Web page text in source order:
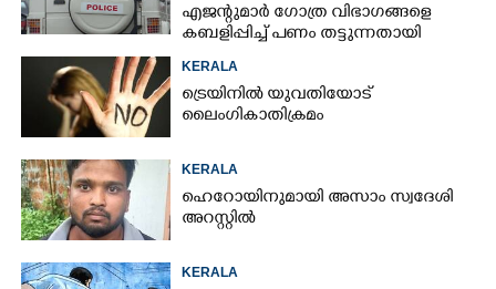
എജന്റുമാർ ഗോത്ര വിഭാഗങ്ങളെ
കബളിപ്പിച്ച് പണം തട്ടുന്നതായി
KERALA
ട്രെയിനിൽ യുവതിയോട്
ലൈംഗികാതിക്രമം
KERALA
ഹെറോയിനുമായി അസാം സ്വദേശി
അറസ്റ്റിൽ
KERALA